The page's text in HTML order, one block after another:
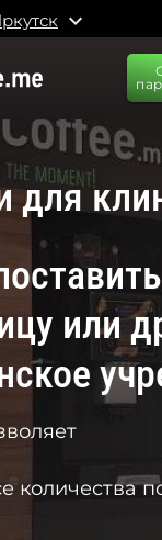
expand_more
для
или
количества